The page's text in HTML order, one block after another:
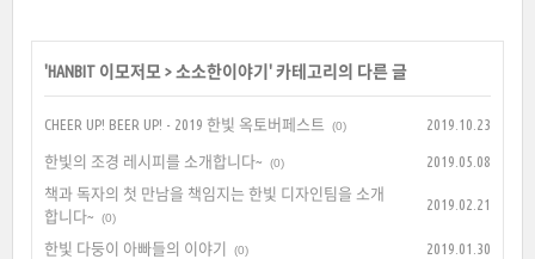
'HANBIT 이모저모>소소한이야기 ' 카테고리의 다른 글
CHEER UP! BEER UP! - 2019 한빛 옥토버페스트 (0) 2019.10.23
한빛의 조경 레시피를 소개합니다~ (0)
2019.05.08
책과 독자의 첫 만남을 책임지는 한빛 디자인팀을 소개
합니다~
(0)
2019.02.21
한빛 다둥이 아빠들의 이야기 (0) 2019.01.30